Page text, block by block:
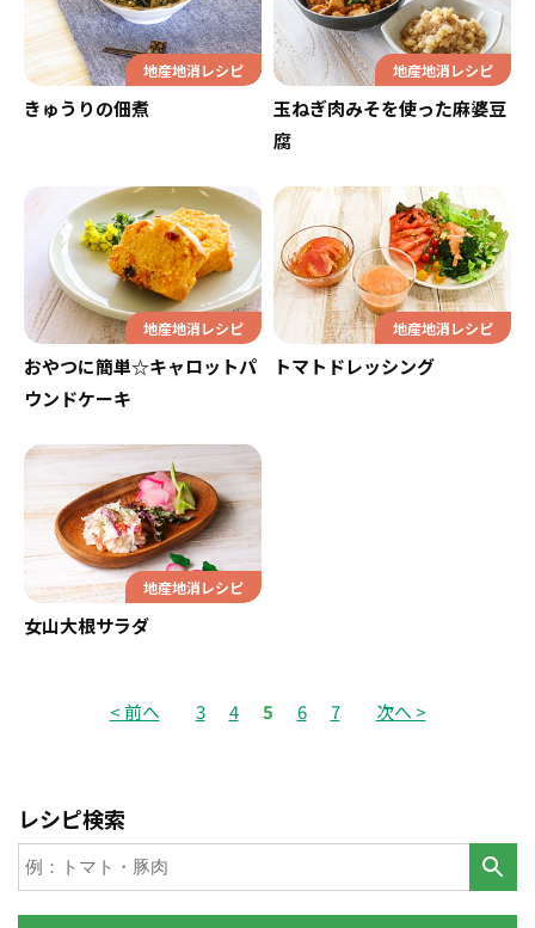
地産地消レシピ
きゅうりの佃煮
地産地消レシピ
玉ねぎ肉みそを使った麻婆豆
腐
地産地消レシピ
おやつに簡単☆キャロットパ
ウンドケーキ
地産地消レシピ
トマトドレッシング
地産地消レシピ
女山大根サラダ
< 前へ 3 4 5 6 7 次へ >
レシピ検索